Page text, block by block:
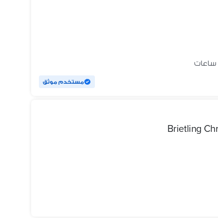
مستخدم موثق
Brietling